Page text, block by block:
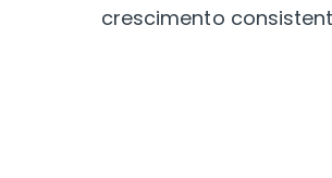
crescimento